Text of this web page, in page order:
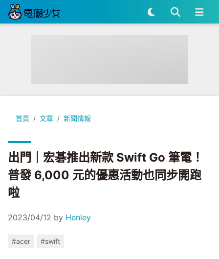
首頁 文章 新聞情報
出門｜宏碁推出新款 Swift Go 筆電！普發 6,000 元的優惠活動
出門｜宏碁推出新款 Swift Go 筆電！
普發 6,000 元的優惠活動也同步開跑
啦
2023/04/12 by Henley
#acer #swift